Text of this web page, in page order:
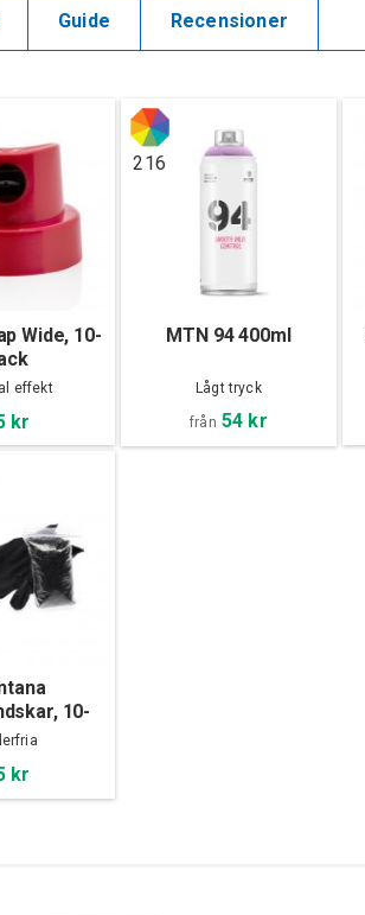
Guide Recensioner
Wide, 10-
effekt
kr
216
MTN 94 400ml
Lågt tryck
från 54 kr
10-
kr